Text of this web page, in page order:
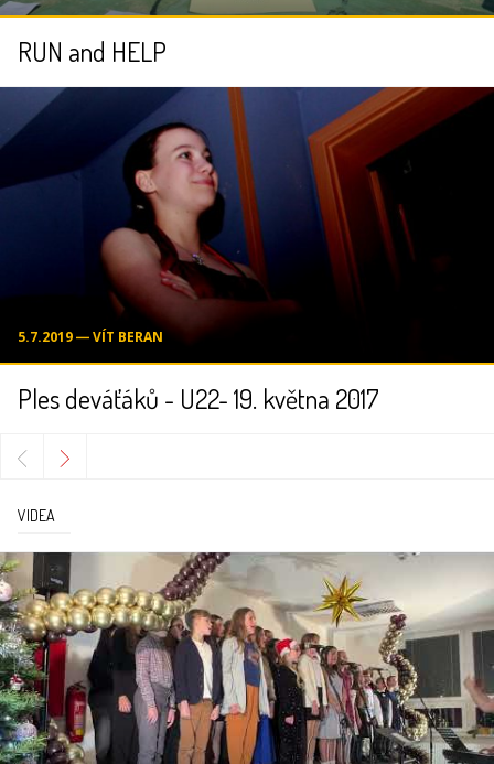
RUN and HELP
5.7.2019 ― VÍT BERAN
Ples deváťáků - U22- 19. května 2017
VIDEA